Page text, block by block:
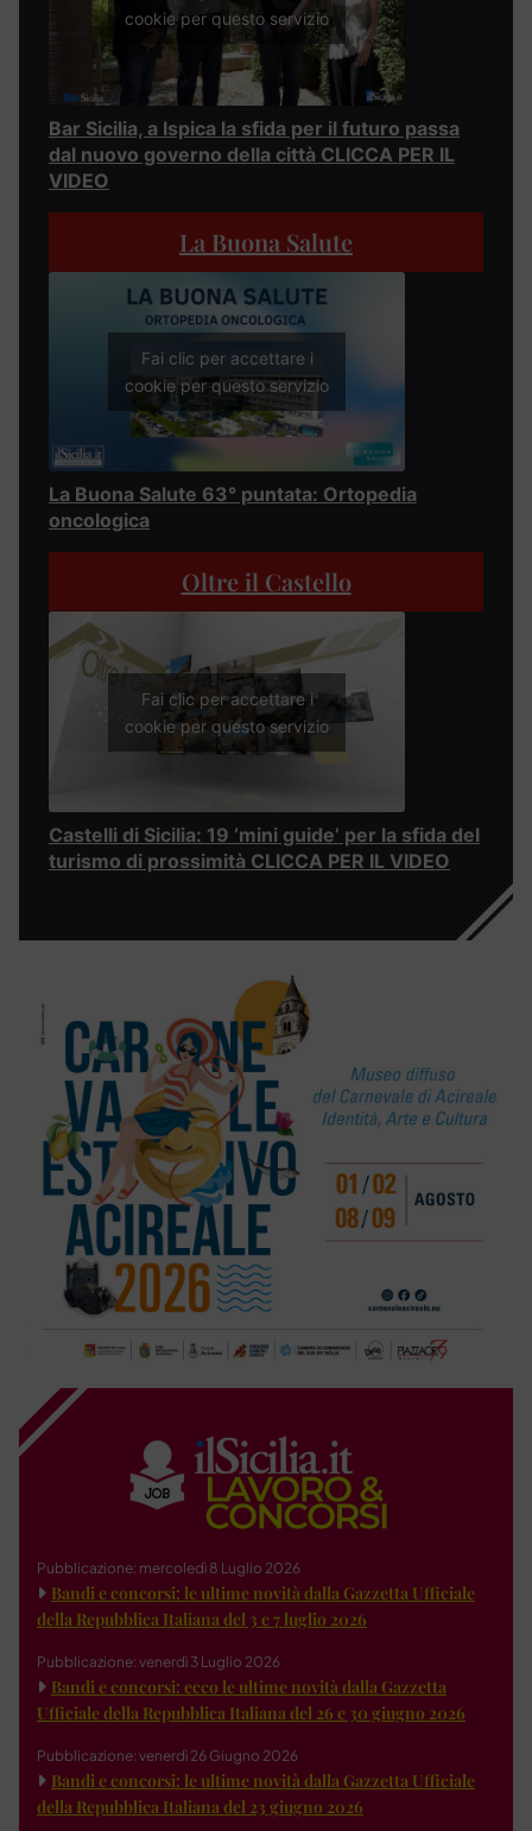
cookie per questo servizio
Bar Sicilia, a Ispica la sfida per il futuro passa
dal nuovo governo della città CLICCA PER IL
VIDEO
La Buona Salute
Fai clic per accettare i
cookie per questo servizio
La Buona Salute 63° puntata: Ortopedia
oncologica
Oltre il Castello
Fai clic per accettare i
cookie per questo servizio
Castelli di Sicilia: 19 ‘mini guide’ per la sfida del
turismo di prossimità CLICCA PER IL VIDEO
Pubblicazione: mercoledì 8 Luglio 2026
Bandi e concorsi: le ultime novità dalla Gazzetta Ufficiale
della Repubblica Italiana del 3 e 7 luglio 2026
Pubblicazione: venerdì 3 Luglio 2026
Bandi e concorsi: ecco le ultime novità dalla Gazzetta
Ufficiale della Repubblica Italiana del 26 e 30 giugno 2026
Pubblicazione: venerdì 26 Giugno 2026
Bandi e concorsi: le ultime novità dalla Gazzetta Ufficiale
della Repubblica Italiana del 23 giugno 2026